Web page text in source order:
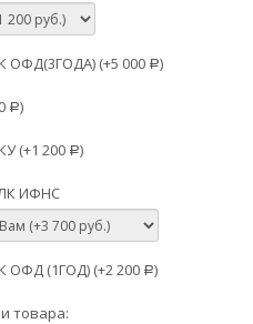
ОФД(3ГОДА) (+5 000 Р)
Р)
(+1 200 Р)
ИФНС
(1ГОД) (+2 200 Р)
товара: